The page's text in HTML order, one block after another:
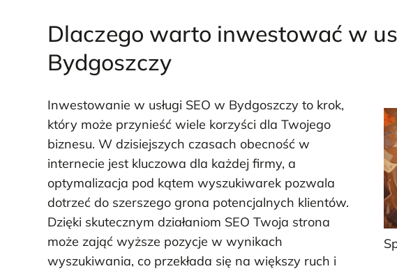
Dlaczego warto inwestować w
Bydgoszczy
Inwestowanie w usługi SEO w Bydgoszczy to krok,
który może przynieść wiele korzyści dla Twojego
biznesu. W dzisiejszych czasach obecność w
internecie jest kluczowa dla każdej firmy, a
optymalizacja pod kątem wyszukiwarek pozwala
dotrzeć do szerszego grona potencjalnych klientów.
Dzięki skutecznym działaniom SEO Twoja strona
może zająć wyższe pozycje w wynikach
wyszukiwania, co przekłada się na większy ruch i